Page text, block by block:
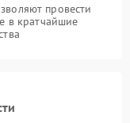
провести
в кратчайшие